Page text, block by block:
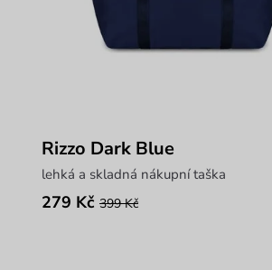
Rizzo Dark Blue
lehká a skladná nákupní taška
279 Kč 399 Kč